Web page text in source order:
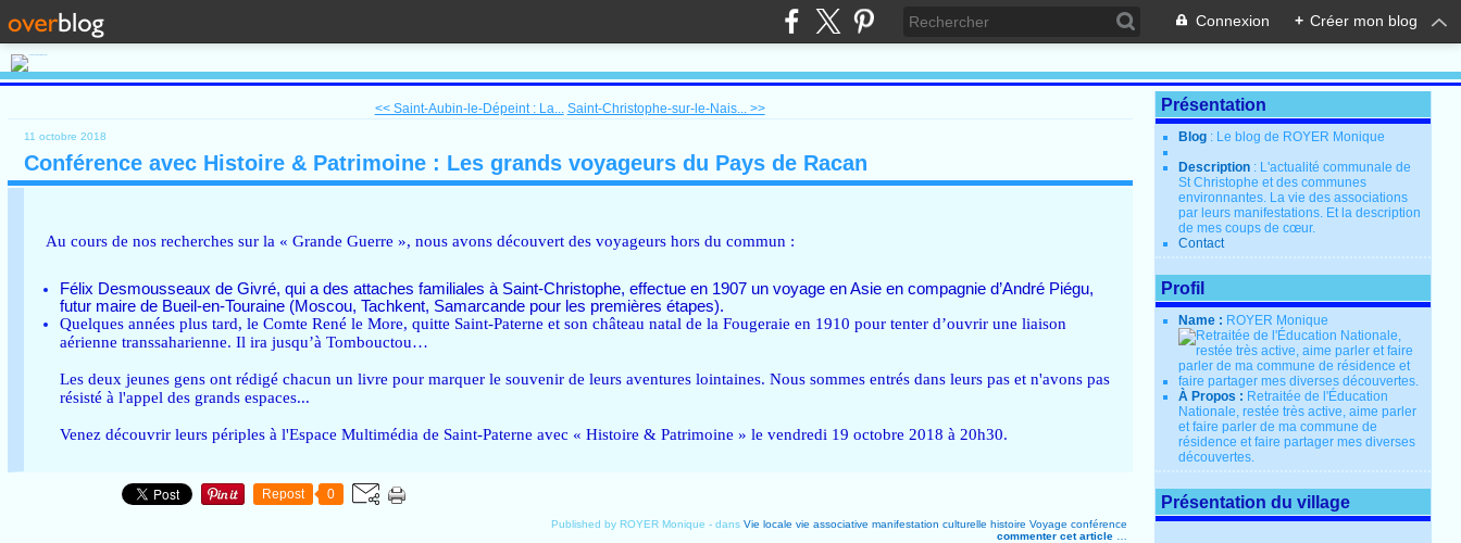
Connexion + Créer mon blog
<< Saint-Aubin-le-Dépeint : La... Saint-Christophe-sur-le-Nais... >>
11 octobre 2018
Conférence avec Histoire & Patrimoine : Les grands voyageurs du Pays de Racan
Au cours de nos recherches sur la « Grande Guerre », nous avons découvert des voyageurs hors du commun :
Félix Desmousseaux de Givré, qui a des attaches familiales à Saint-Christophe, effectue en 1907 un voyage en Asie en compagnie d’André Piégu,
futur maire de Bueil-en-Touraine (Moscou, Tachkent, Samarcande pour les premières étapes).
Quelques années plus tard, le Comte René le More, quitte Saint-Paterne et son château natal de la Fougeraie en 1910 pour tenter d’ouvrir une liaison
aérienne transsaharienne. Il ira jusqu’à Tombouctou…
Les deux jeunes gens ont rédigé chacun un livre pour marquer le souvenir de leurs aventures lointaines. Nous sommes entrés dans leurs pas et n'avons pas
résisté à l'appel des grands espaces...
Venez découvrir leurs périples à l'Espace Multimédia de Saint-Paterne avec « Histoire & Patrimoine » le vendredi 19 octobre 2018 à 20h30.
Repost 0
Published by ROYER Monique -dans Vie locale vie associative manifestation culturelle histoire Voyage conférence
commenter cet article
Présentation
Blog : Le blog de ROYER Monique
Description : L'actualité communale de
St Christophe et des communes
environnantes. La vie des associations
par leurs manifestations. Et la description
de mes coups de cœur.
Contact
Profil
Name : ROYER Monique
À Propos : Retraitée de l'Éducation
Nationale, restée très active, aime parler
et faire parler de ma commune de
résidence et faire partager mes diverses
découvertes.
Présentation du village